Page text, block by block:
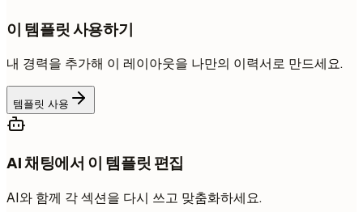
이 템플릿 사용하기
내 경력을 추가해 이 레이아웃을 나만의 이력서로 만드세요.
템플릿 사용
AI 채팅에서 이 템플릿 편집
AI와 함께 각 섹션을 다시 쓰고 맞춤화하세요.